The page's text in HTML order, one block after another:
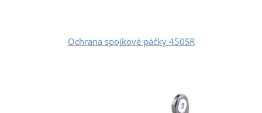
Ochrana spojkové páčky 450SR